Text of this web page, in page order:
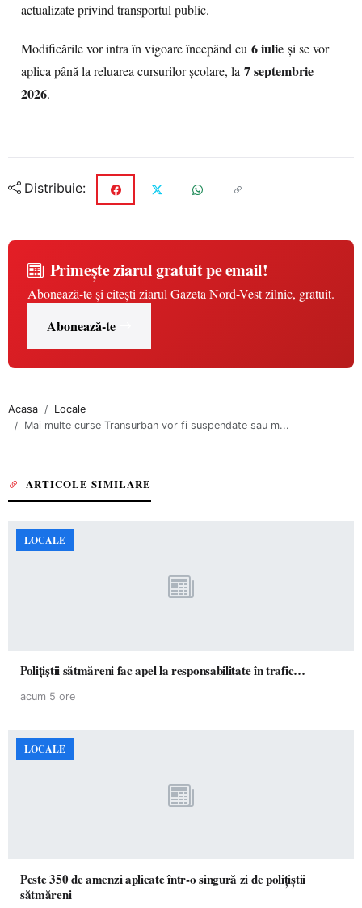
actualizate privind transportul public.
Modificările vor intra în vigoare începând cu 6 iulie și se vor
aplica până la reluarea cursurilor școlare, la 7 septembrie
2026.
Distribuie:
Primește ziarul gratuit pe email!
Abonează-te și citești ziarul Gazeta Nord-Vest zilnic, gratuit.
Abonează-te
Acasa
Locale
Mai multe curse Transurban vor fi suspendate sau m...
ARTICOLE SIMILARE
LOCALE
Polițiștii sătmăreni fac apel la responsabilitate în trafic…
acum 5 ore
LOCALE
Peste 350 de amenzi aplicate într-o singură zi de polițiștii
sătmăreni